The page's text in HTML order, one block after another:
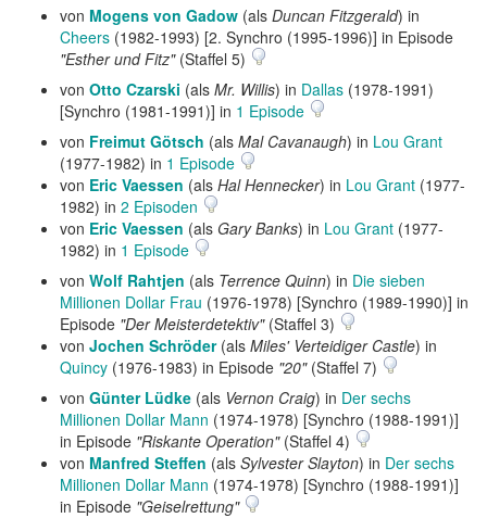
von Mogens von Gadow (als Duncan Fitzgerald) in
Cheers (1982-1993) [2. Synchro (1995-1996)] in Episode
"Esther und Fitz"(Staffel 5)
von Otto Czarski (als Mr. Willis) in Dallas (1978-1991)
[Synchro (1981-1991)] in 1 Episode
von Freimut Götsch (als Mal Cavanaugh) in Lou Grant
(1977-1982) in 1 Episode
von Eric Vaessen (als Hal Hennecker) in Lou Grant (1977-
1982) in 2 Episoden
von Eric Vaessen (als Gary Banks) in Lou Grant (1977-
1982) in 1 Episode
von Wolf Rahtjen (als Terrence Quinn) in Die sieben
Millionen Dollar Frau (1976-1978) [Synchro (1989-1990)] in
Episode "Der Meisterdetektiv"(Staffel 3)
von Jochen Schröder(als Miles' Verteidiger Castle) in
Quincy (1976-1983) in Episode "20"(Staffel 7)
von Günter Lüdke (als Vernon Craig) in Der sechs
Millionen Dollar Mann (1974-1978) [Synchro (1988-1991)]
in Episode "Riskante Operation"(Staffel 4)
von Manfred Steffen (als Sylvester Slayton) in Der sechs
Millionen Dollar Mann (1974-1978) [Synchro (1988-1991)]
in Episode "Geiselrettung"